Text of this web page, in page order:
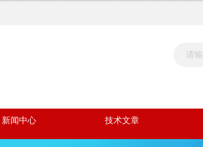
新闻中心 技术文章